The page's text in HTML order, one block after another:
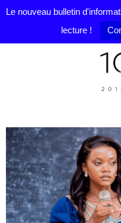
Le nouveau bulletin
lecture !